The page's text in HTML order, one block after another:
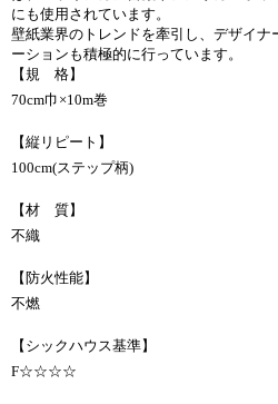
にも使用されています。
壁紙業界のトレンドを牽引し、デザイナ
ーションも積極的に行っています。
【規 格】
70cm巾×10m巻
【縦リピート】
100cm(ステップ柄)
【材 質】
不織
【防火性能】
不燃
【シックハウス基準】
F☆☆☆☆